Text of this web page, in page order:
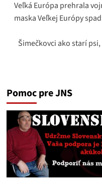
navigation
Veľká Európa prehrala
maska ​​Veľkej Európy
Šimečkovci ako starí
Pomoc pre JNS